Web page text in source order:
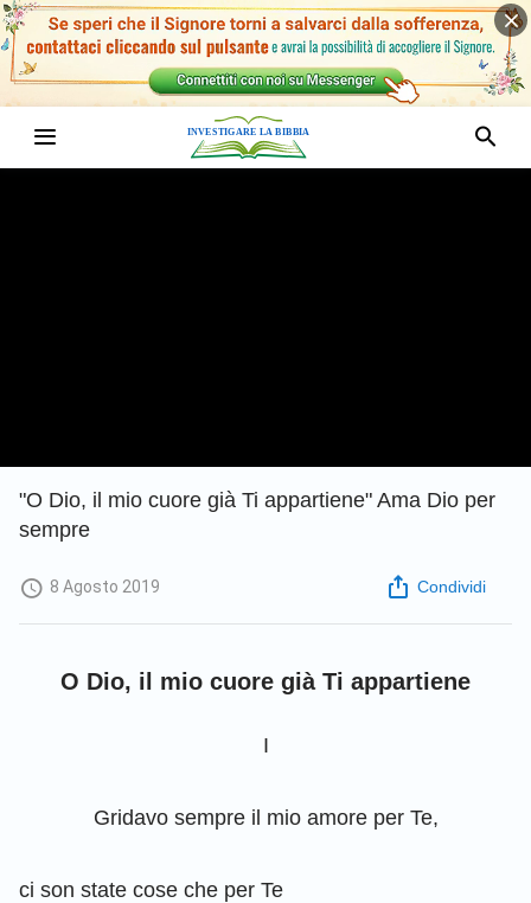
"O Dio, il mio cuore già Ti appartiene" Ama Dio per
sempre
8 Agosto 2019 Condividi
O Dio, il mio cuore già Ti appartiene
I
Gridavo sempre il mio amore per Te,
ci son state cose che per Te